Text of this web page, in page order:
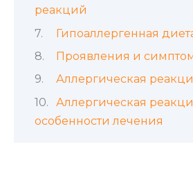
реакций
Гипоаллергенная
Проявления и
Аллергическая
Аллергическая
особенности лечения